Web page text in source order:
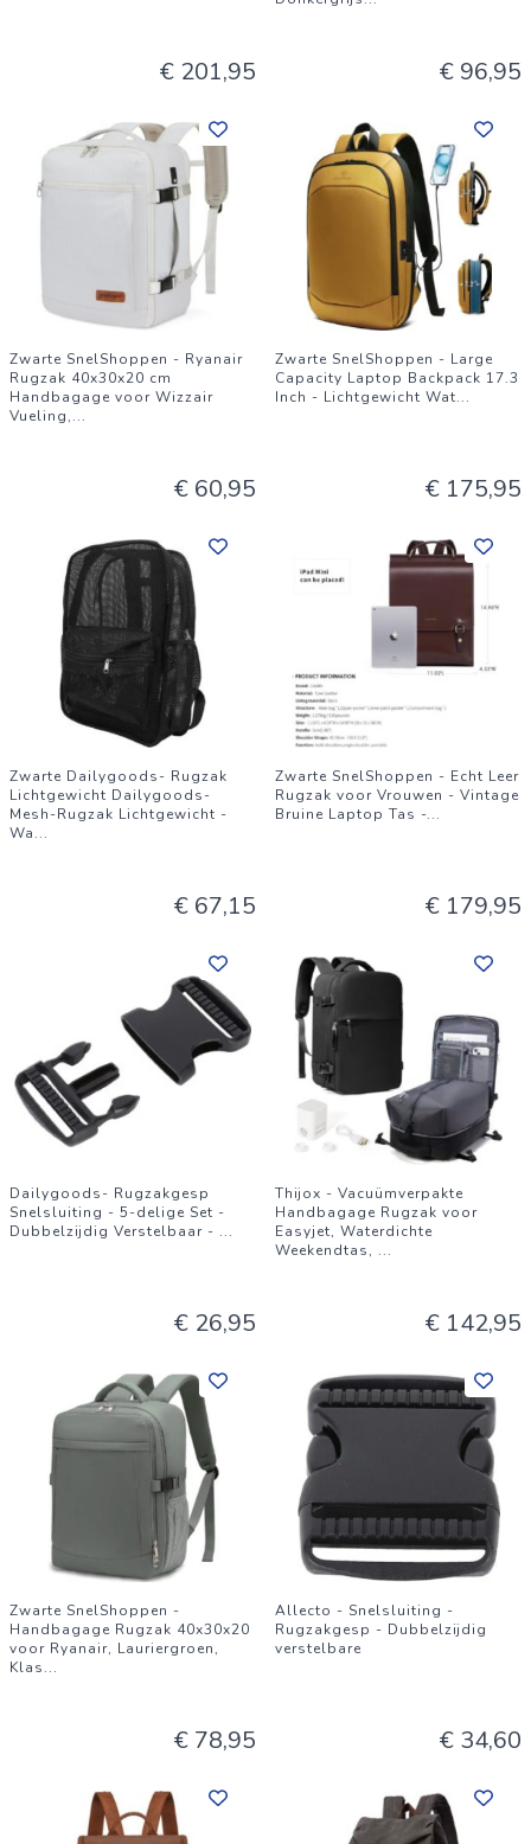
€ 201,95 € 96,95
Zwarte SnelShoppen - Ryanair
Rugzak 40x30x20 cm
Handbagage voor Wizzair
Vueling,...
€ 60,95
Zwarte SnelShoppen - Large
Capacity Laptop Backpack 17.3
Inch - Lichtgewicht Wat...
€ 175,95
Zwarte Dailygoods- Rugzak
Lichtgewicht Dailygoods-
Mesh-Rugzak Lichtgewicht -
Wa...
€ 67,15
Zwarte SnelShoppen - Echt Leer
Rugzak voor Vrouwen - Vintage
Bruine Laptop Tas -...
€ 179,95
Dailygoods- Rugzakgesp
Snelsluiting - 5-delige Set -
Dubbelzijdig Verstelbaar - ...
€ 26,95
Thijox - Vacuümverpakte
Handbagage Rugzak voor
Easyjet, Waterdichte
Weekendtas, ...
€ 142,95
Zwarte SnelShoppen -
Handbagage Rugzak 40x30x20
voor Ryanair, Lauriergroen,
Klas...
€ 78,95
Allecto - Snelsluiting -
Rugzakgesp - Dubbelzijdig
verstelbare
€ 34,60